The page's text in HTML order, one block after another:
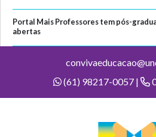
Portal Mais Professores tem pós-
abertas
(61) 98217-0057 |